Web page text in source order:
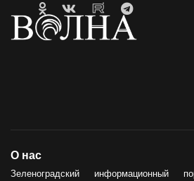
О нас
Зеленоградский информационный